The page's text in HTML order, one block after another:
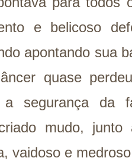
e belicoso
apontando sua
quase
segurança da
mudo,
vaidoso e